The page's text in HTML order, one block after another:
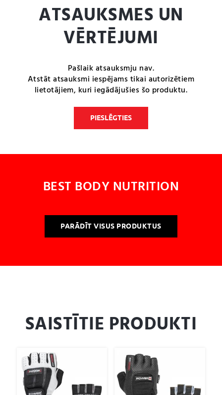
ATSAUKSMES UN
VĒRTĒJUMI
Pašlaik atsauksmju nav.
Atstāt atsauksmi iespējams tikai autorizētiem
lietotājiem, kuri iegādājušies šo produktu.
PIESLĒGTIES
BEST BODY NUTRITION
PARĀDĪT VISUS PRODUKTUS
SAISTĪTIE PRODUKTI